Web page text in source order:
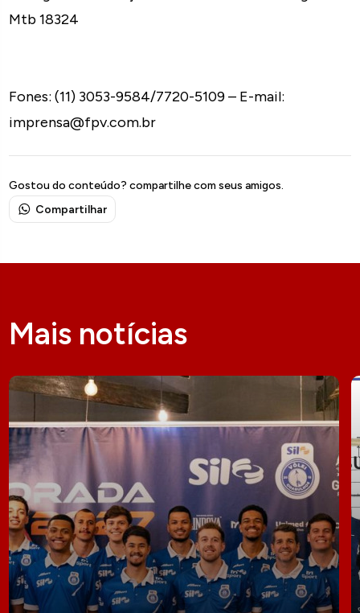
Mtb 18324
Fones: (11) 3053-9584/7720-5109 – E-mail:
imprensa@fpv.com.br
Gostou do conteúdo? compartilhe com seus amigos.
Compartilhar
Mais notícias